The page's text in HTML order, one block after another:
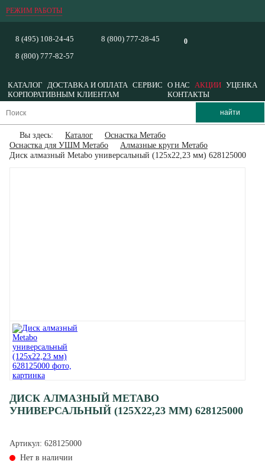
РЕЖИМ РАБОТЫ
0
8 (495) 108-24-45
8 (800) 777-82-57
8 (800) 777-28-45
КАТАЛОГ ДОСТАВКА И ОПЛАТА СЕРВИС О НАС АКЦИИ УЦЕНКА
КОРПОРАТИВНЫМ КЛИЕНТАМ
КОНТАКТЫ
Вы здесь: Каталог
Оснастка Метабо
Оснастка для УШМ Метабо
Алмазные круги Метабо
Диск алмазный Metabo универсальный (125x22,23 мм) 628125000
ДИСК АЛМАЗНЫЙ METABO
УНИВЕРСАЛЬНЫЙ (125X22,23 ММ) 628125000
Артикул: 628125000
Нет в наличии